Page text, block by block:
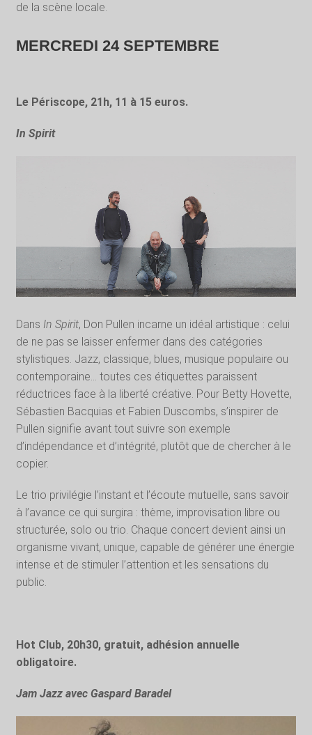
de la scène locale.
MERCREDI 24 SEPTEMBRE
Le Périscope, 21h, 11 à 15 euros.
In Spirit
Dans In Spirit, Don Pullen incarne un idéal artistique : celui
de ne pas se laisser enfermer dans des catégories
stylistiques. Jazz, classique, blues, musique populaire ou
contemporaine… toutes ces étiquettes paraissent
réductrices face à la liberté créative. Pour Betty Hovette,
Sébastien Bacquias et Fabien Duscombs, s’inspirer de
Pullen signifie avant tout suivre son exemple
d’indépendance et d’intégrité, plutôt que de chercher à le
copier.
Le trio privilégie l’instant et l’écoute mutuelle, sans savoir
à l’avance ce qui surgira : thème, improvisation libre ou
structurée, solo ou trio. Chaque concert devient ainsi un
organisme vivant, unique, capable de générer une énergie
intense et de stimuler l’attention et les sensations du
public.
Hot Club, 20h30, gratuit, adhésion annuelle
obligatoire.
Jam Jazz avec Gaspard Baradel